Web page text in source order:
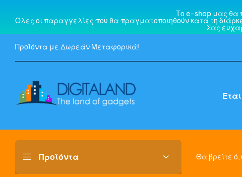
Το e-shop μας θα
Όλες οι παραγγελίες που θα πραγματοποιηθούν κατά τη
Σας
Προϊόντα με Δωρεάν Μεταφορικά!
Θα βρείτε